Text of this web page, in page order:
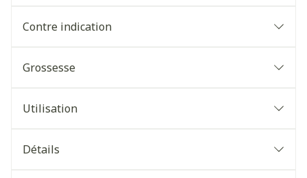
Contre indication
Grossesse
Utilisation
Détails